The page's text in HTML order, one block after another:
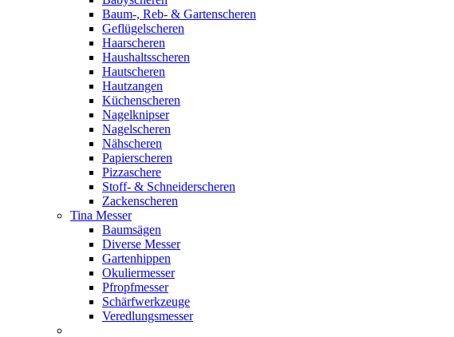
Baum-, Reb- & Gartenscheren
Geflügelscheren
Haarscheren
Haushaltsscheren
Hautscheren
Hautzangen
Küchenscheren
Nagelknipser
Nagelscheren
Nähscheren
Papierscheren
Pizzaschere
Stoff- & Schneiderscheren
Zackenscheren
Tina Messer
Baumsägen
Diverse Messer
Gartenhippen
Okuliermesser
Pfropfmesser
Schärfwerkzeuge
Veredlungsmesser